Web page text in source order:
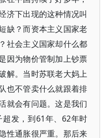
济下出现的这种情况叫
缺？而资本主义国家老
社会主义国家却什么都
因为物价管制加上钞票
解。当时苏联老大妈上
也不管卖什么就跟着排
就会有问题。这是我们
发，到61年、62年时
性通胀很严重。那后来